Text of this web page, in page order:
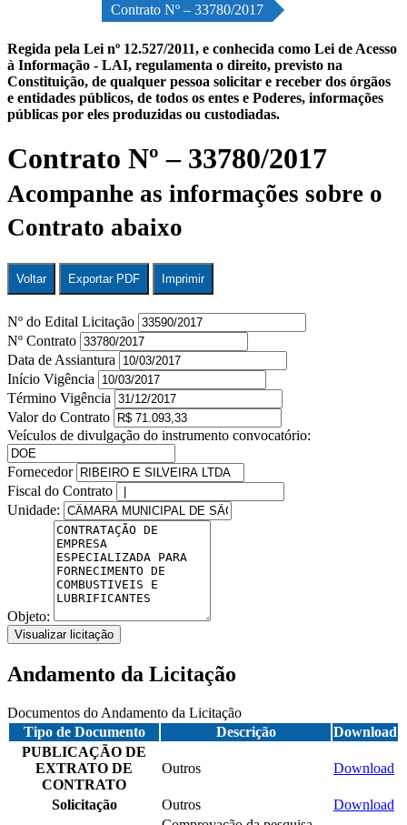
Contrato Nº – 33780/2017
Regida pela Lei nº 12.527/2011, e conhecida como Lei de Acesso
à Informação - LAI, regulamenta o direito, previsto na
Constituição, de qualquer pessoa solicitar e receber dos órgãos
e entidades públicos, de todos os entes e Poderes, informações
públicas por eles produzidas ou custodiadas.
Contrato Nº – 33780/2017
Acompanhe as informações sobre o
Contrato abaixo
Voltar Exportar PDF Imprimir
Nº do Edital Licitação
Nº Contrato
Data de Assiantura
Início Vigência
Término Vigência
Valor do Contrato
Veículos de divulgação do instrumento convocatório:
Fornecedor
Fiscal do Contrato
Unidade:
Objeto:
Visualizar licitação
Andamento da Licitação
Documentos do Andamento da Licitação
Tipo de Documento
Descrição
Download
PUBLICAÇÃO DE
EXTRATO DE
CONTRATO
Outros Download
Solicitação Outros
Download